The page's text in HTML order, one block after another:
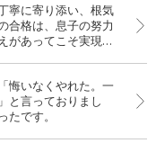
寧に寄り添い、根気
合格は、息子の努力
があってこそ実現し
悔いなくやれた。一
と言っておりまし
です。